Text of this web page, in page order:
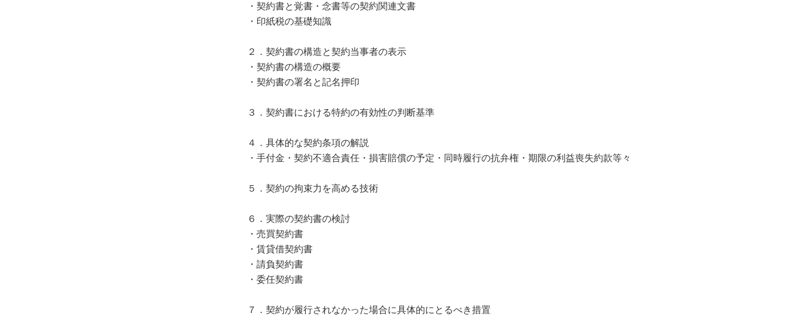
・契約書と覚書・念書等の契約関連文書
・印紙税の基礎知識
２．契約書の構造と契約当事者の表示
・契約書の構造の概要
・契約書の署名と記名押印
３．契約書における特約の有効性の判断基準
４．具体的な契約条項の解説
・手付金・契約不適合責任・損害賠償の予定・同時履行の抗弁権・期限の利益喪失約款等々
５．契約の拘束力を高める技術
６．実際の契約書の検討
・売買契約書
・賃貸借契約書
・請負契約書
・委任契約書
７．契約が履行されなかった場合に具体的にとるべき措置